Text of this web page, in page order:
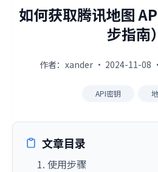
如何获取腾讯地图
步指南）
作者：xander · 2024-11-08
API密钥
文章目录
1. 使用步骤